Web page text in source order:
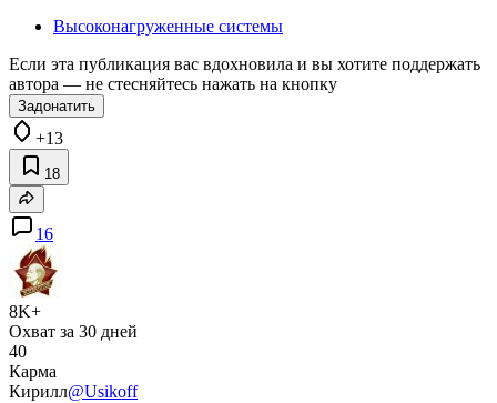
Высоконагруженные системы
Если эта публикация вас вдохновила и вы хотите поддержать
автора — не стесняйтесь нажать на кнопку
Задонатить
+13
18
16
8K+
Охват за 30 дней
40
Карма
Кирилл@Usikoff